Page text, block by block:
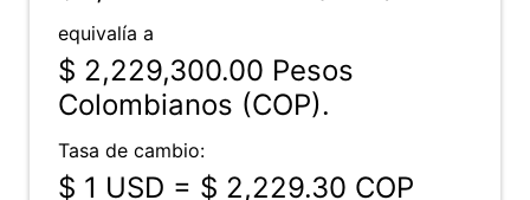
equivalía a
$ 2,229,300.00 Pesos
Colombianos (COP).
Tasa de cambio:
$ 1 USD = $ 2,229.30 COP